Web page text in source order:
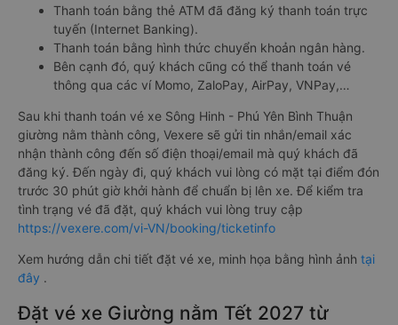
Thanh toán bằng thẻ ATM đã đăng ký thanh toán trực
tuyến (Internet Banking).
Thanh toán bằng hình thức chuyển khoản ngân hàng.
Bên cạnh đó, quý khách cũng có thể thanh toán vé
thông qua các ví Momo, ZaloPay, AirPay, VNPay,…
Sau khi thanh toán vé xe Sông Hinh - Phú Yên Bình Thuận
giường nằm thành công, Vexere sẽ gửi tin nhắn/email xác
nhận thành công đến số điện thoại/email mà quý khách đã
đăng ký. Đến ngày đi, quý khách vui lòng có mặt tại điểm đón
trước 30 phút giờ khởi hành để chuẩn bị lên xe. Để kiểm tra
tình trạng vé đã đặt, quý khách vui lòng truy cập
https://vexere.com/vi-VN/booking/ticketinfo
Xem hướng dẫn chi tiết đặt vé xe, minh họa bằng hình ảnh tại
đây .
Đặt vé xe Giường nằm Tết 2027 từ